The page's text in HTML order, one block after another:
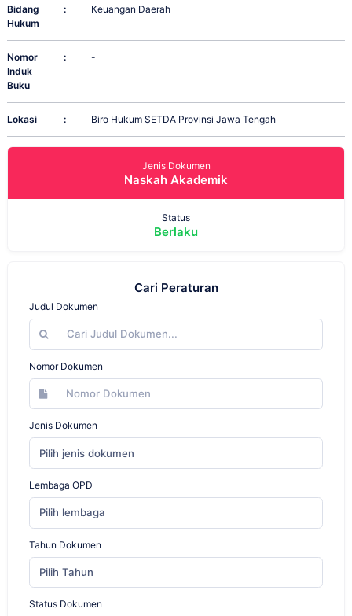
Bidang
Hukum
: Keuangan Daerah
Nomor
Induk
Buku
: -
Lokasi : Biro Hukum SETDA Provinsi Jawa Tengah
Jenis Dokumen
Naskah Akademik
Status
Berlaku
Cari Peraturan
Judul Dokumen
Nomor Dokumen
Jenis Dokumen
Pilih jenis dokumen
Lembaga OPD
Pilih lembaga
Tahun Dokumen
Pilih Tahun
Status Dokumen